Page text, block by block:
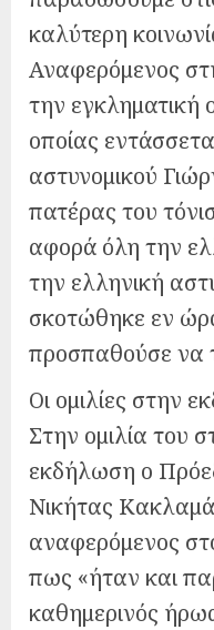
καλύτερη
Αναφερόμενος
την
οποίας
αστυνομικού
πατέρας του
αφορά όλη την
την ελληνική
σκοτώθηκε εν
προσπαθούσε να
Οι ομιλίες στην
Στην ομιλία του
εκδήλωση ο
Νικήτας
αναφερόμενος
πως «ήταν και
καθημερινός